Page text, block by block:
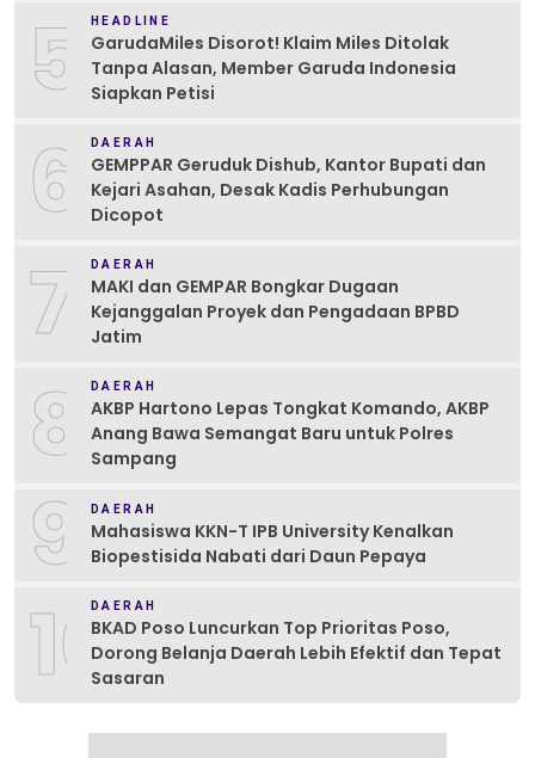
5 HEADLINE
GarudaMiles Disorot! Klaim Miles Ditolak
Tanpa Alasan, Member Garuda Indonesia
Siapkan Petisi
6 DAERAH
GEMPPAR Geruduk Dishub, Kantor Bupati dan
Kejari Asahan, Desak Kadis Perhubungan
Dicopot
7 DAERAH
MAKI dan GEMPAR Bongkar Dugaan
Kejanggalan Proyek dan Pengadaan BPBD
Jatim
8 DAERAH
AKBP Hartono Lepas Tongkat Komando, AKBP
Anang Bawa Semangat Baru untuk Polres
Sampang
9 DAERAH
Mahasiswa KKN-T IPB University Kenalkan
Biopestisida Nabati dari Daun Pepaya
10DAERAH
BKAD Poso Luncurkan Top Prioritas Poso,
Dorong Belanja Daerah Lebih Efektif dan Tepat
Sasaran